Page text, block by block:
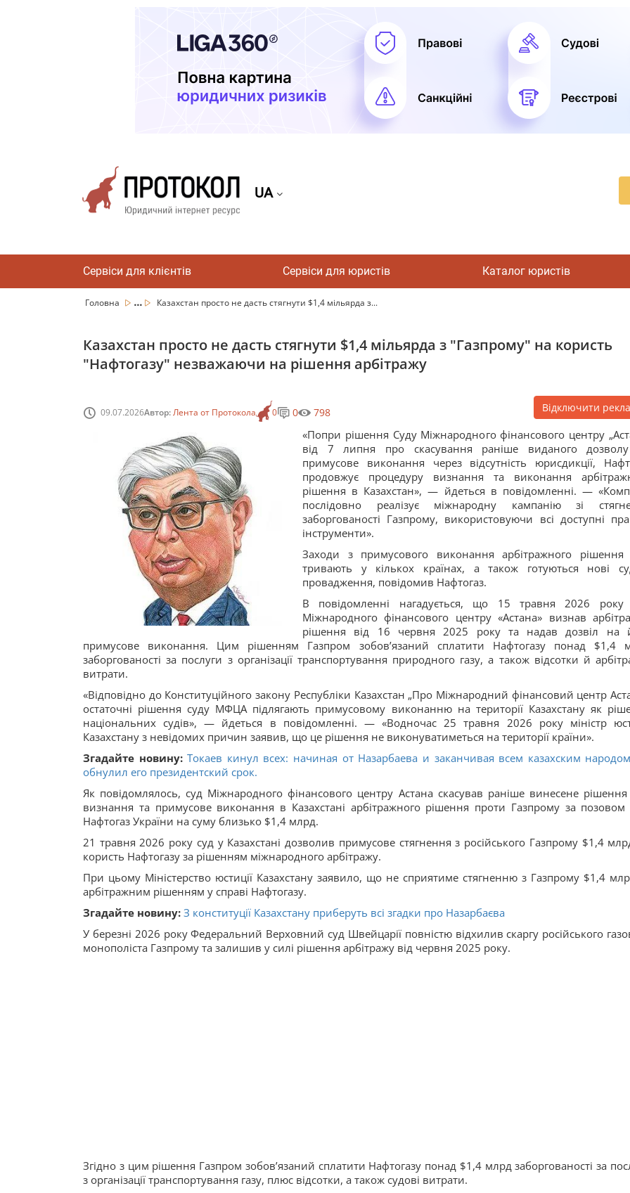
UA
Сервіси для клієнтів Сервіси для юристів Каталог юристів
Головна ... Казахстан просто не дасть стягнути $1,4 мільярда з...
Казахстан просто не дасть стягнути $1,4 мільярда з "Газпрому" на користь
"Нафтогазу" незважаючи на рішення арбітражу
09.07.2026Автор:Лента от Протокола 0 0 798 Відключити
«Попри рішення Суду Міжнародного фінансового центру
від 7 липня про скасування раніше виданого
примусове виконання через відсутність юрисдикції,
продовжує процедуру визнання та виконання
рішення в Казахстан», — йдеться в повідомленні. —
послідовно реалізує міжнародну кампанію зі
заборгованості Газпрому, використовуючи всі доступні
інструменти».
Заходи з примусового виконання арбітражного
тривають у кількох країнах, а також готуються нові
провадження, повідомив Нафтогаз.
В повідомленні нагадується, що 15 травня 2026 року
Міжнародного фінансового центру «Астана» визнав
рішення від 16 червня 2025 року та надав дозвіл на
примусове виконання. Цим рішенням Газпром зобов’язаний сплатити Нафтогазу понад $1,4
заборгованості за послуги з організації транспортування природного газу, а також відсотки й
витрати.
«Відповідно до Конституційного закону Республіки Казахстан „Про Міжнародний фінансовий центр
остаточні рішення суду МФЦА підлягають примусовому виконанню на території Казахстану як
національних судів», — йдеться в повідомленні. — «Водночас 25 травня 2026 року міністр
Казахстану з невідомих причин заявив, що це рішення не виконуватиметься на території країни».
Згадайте новину: Токаев кинул всех: начиная от Назарбаева и заканчивая всем казахским
обнулил его президентский срок.
Як повідомлялось, суд Міжнародного фінансового центру Астана скасував раніше винесене
визнання та примусове виконання в Казахстані арбітражного рішення проти Газпрому за
Нафтогаз України на суму близько $1,4 млрд.
21 травня 2026 року суд у Казахстані дозволив примусове стягнення з російського Газпрому $1,4
користь Нафтогазу за рішенням міжнародного арбітражу.
При цьому Міністерство юстиції Казахстану заявило, що не сприятиме стягненню з Газпрому $1,4
арбітражним рішенням у справі Нафтогазу.
Згадайте новину: З конституції Казахстану приберуть всі згадки про Назарбаєва
У березні 2026 року Федеральний Верховний суд Швейцарії повністю відхилив скаргу російського
монополіста Газпрому та залишив у силі рішення арбітражу від червня 2025 року.
Згідно з цим рішення Газпром зобовʼязаний сплатити Нафтогазу понад $1,4 млрд заборгованості за
з організації транспортування газу, плюс відсотки, а також судові витрати.